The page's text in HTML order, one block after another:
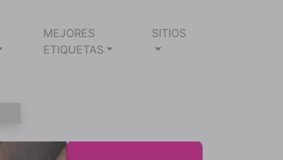
MEJORES
ETIQUETAS
SITIOS